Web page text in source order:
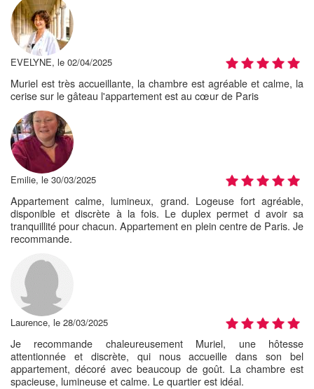
EVELYNE, le 02/04/2025
Muriel est très accueillante, la chambre est agréable et calme, la
cerise sur le gâteau l'appartement est au cœur de Paris
Emilie, le 30/03/2025
Appartement calme, lumineux, grand. Logeuse fort agréable,
disponible et discrète à la fois. Le duplex permet d avoir sa
tranquillité pour chacun. Appartement en plein centre de Paris. Je
recommande.
Laurence, le 28/03/2025
Je recommande chaleureusement Muriel, une hôtesse
attentionnée et discrète, qui nous accueille dans son bel
appartement, décoré avec beaucoup de goût. La chambre est
spacieuse, lumineuse et calme. Le quartier est idéal.